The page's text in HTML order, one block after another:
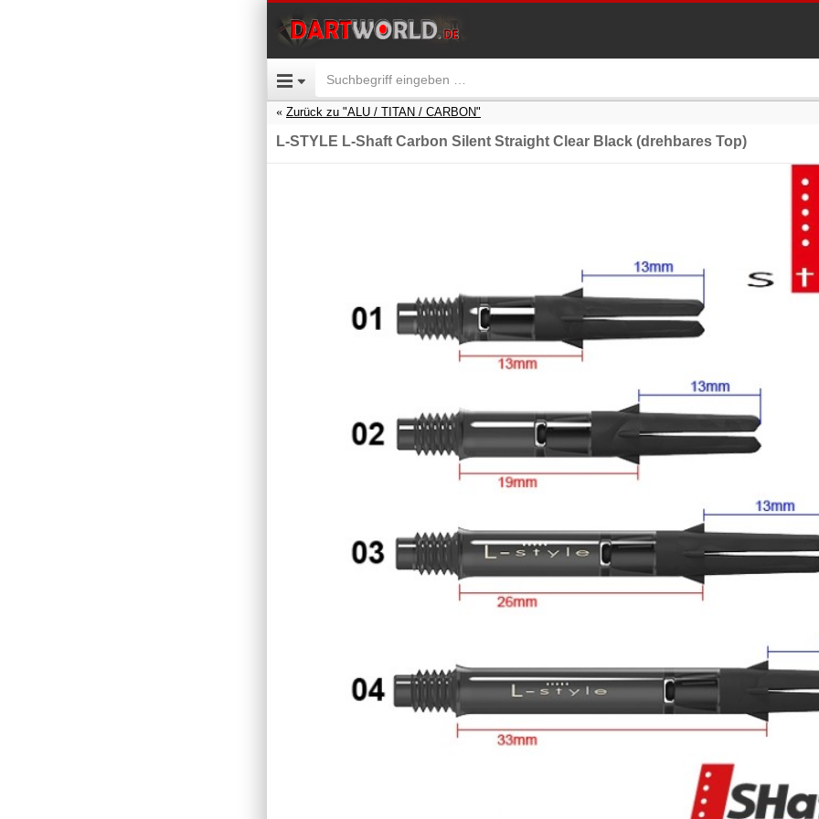
Zurück zu "ALU / TITAN / CARBON"
L-STYLE L-Shaft Carbon Silent Straight Clear Black (drehbares Top)